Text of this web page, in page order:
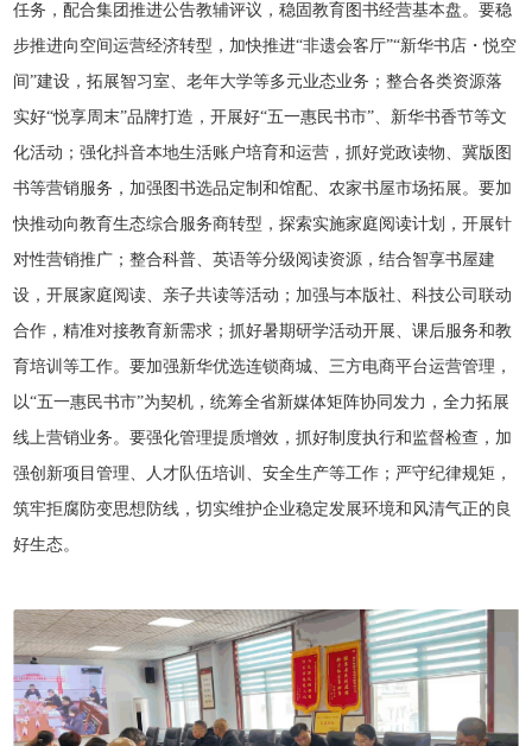
任务，配合集团推进公告教辅评议，稳固教育图书经营基本盘。要稳
步推进向空间运营经济转型，加快推进“非遗会客厅”“新华书店・悦空
间”建设，拓展智习室、老年大学等多元业态业务；整合各类资源落
实好“悦享周末”品牌打造，开展好“五一惠民书市”、新华书香节等文
化活动；强化抖音本地生活账户培育和运营，抓好党政读物、冀版图
书等营销服务，加强图书选品定制和馆配、农家书屋市场拓展。要加
快推动向教育生态综合服务商转型，探索实施家庭阅读计划，开展针
对性营销推广；整合科普、英语等分级阅读资源，结合智享书屋建
设，开展家庭阅读、亲子共读等活动；加强与本版社、科技公司联动
合作，精准对接教育新需求；抓好暑期研学活动开展、课后服务和教
育培训等工作。要加强新华优选连锁商城、三方电商平台运营管理，
以“五一惠民书市”为契机，统筹全省新媒体矩阵协同发力，全力拓展
线上营销业务。要强化管理提质增效，抓好制度执行和监督检查，加
强创新项目管理、人才队伍培训、安全生产等工作；严守纪律规矩，
筑牢拒腐防变思想防线，切实维护企业稳定发展环境和风清气正的良
好生态。